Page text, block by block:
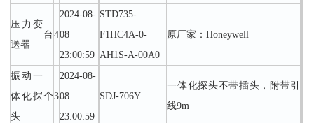
压力变
送器
台4
2024-08-
08
23:00:59
STD735-
F1HC4A-0-
AH1S-A-00A0
原厂家：Honeywell
振动一
体化探
头
个3
2024-08-
08
23:00:59
SDJ-706Y
一体化探头不带插头，附带引
线9m